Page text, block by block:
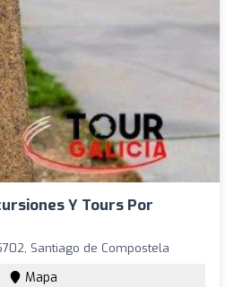
Y Tours Por
Santiago de Compostela
Mapa